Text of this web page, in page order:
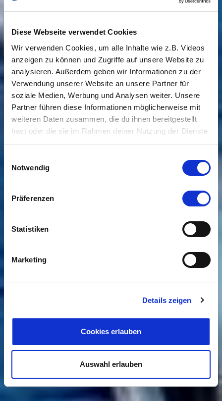
Diese Webseite verwendet Cookies
Wir verwenden Cookies, um alle Inhalte wie z.B. Videos
anzeigen zu können und Zugriffe auf unsere Website zu
analysieren. Außerdem geben wir Informationen zu der
Verwendung unserer Website an unsere Partner für
soziale Medien, Werbung und Analysen weiter. Unsere
Partner führen diese Informationen möglicherweise mit
weiteren Daten zusammen, die du ihnen bereitgestellt
hast oder die sie im Rahmen deiner Nutzung der Dienste
gesammelt haben.
Notwendig
Präferenzen
Statistiken
Marketing
Details zeigen
Cookies erlauben
Auswahl erlauben